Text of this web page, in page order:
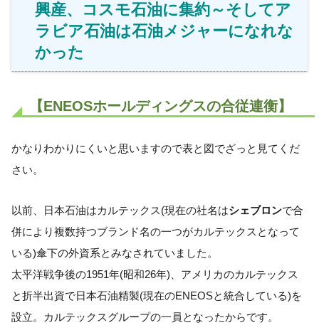
興産、コスモ石油に集約～そしてア
ラビア石油は石油メジャーになれな
かった
【ENEOSホールディングスの合従連衡】
かなりわかりにくいと思いますので表と図でざっと見てくだ
さい。
以前、日本石油はカルテックス(現在の社名はシェブロンで合
併により複数持つブランド名の一つがカルテックスとなって
いる)傘下の外資系とみなされていました。
太平洋戦争後の1951年(昭和26年)、アメリカのカルテックス
と折半出資で日本石油精製(現在のENEOSと統合している)を
設立。カルテックスグループの一員となったからです。